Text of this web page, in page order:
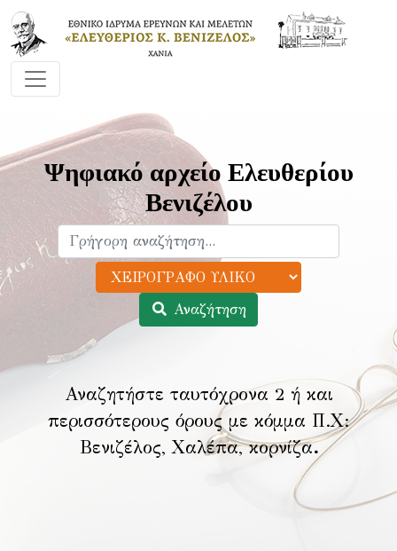
Ψηφιακό αρχείο Ελευθερίου
Βενιζέλου
Αναζήτηση
Αναζητήστε ταυτόχρονα 2 ή και
περισσότερους όρους με κόμμα Π.Χ:
Βενιζέλος, Χαλέπα, κορνίζα.